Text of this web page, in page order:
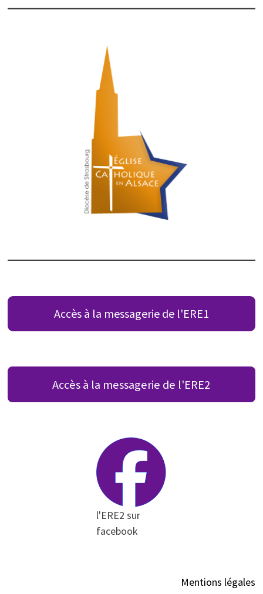
Accès à la messagerie de l'ERE1
Accès à la messagerie de l'ERE2
l'ERE2 sur
facebook
Mentions légales